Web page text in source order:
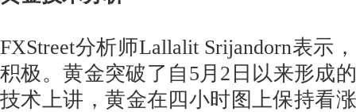
FXStreet分析师Lallalit Srijandorn表示
积极。黄金突破了自5月2日以来形成
技术上讲，黄金在四小时图上保持看